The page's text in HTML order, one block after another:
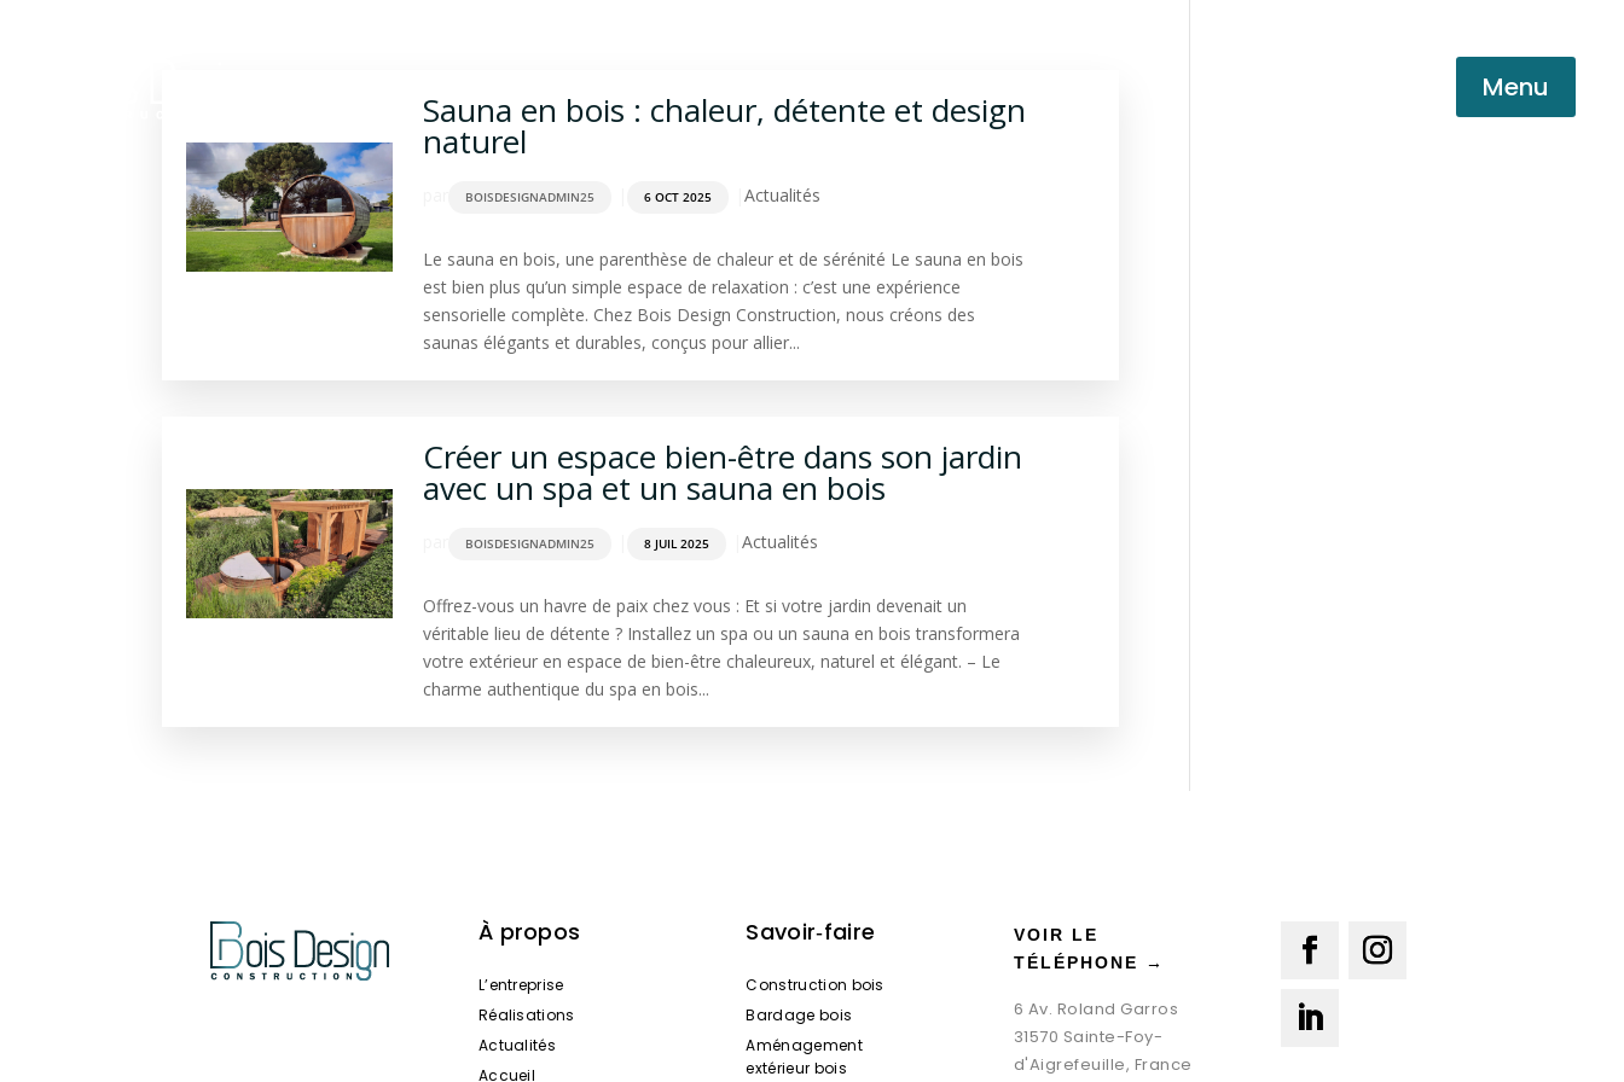
Menu
Sauna en bois : chaleur, détente et design
naturel
BOISDESIGNADMIN25 6 OCT 2025 Actualités
Le sauna en bois, une parenthèse de chaleur et de sérénité Le sauna en bois
est bien plus qu’un simple espace de relaxation : c’est une expérience
sensorielle complète. Chez Bois Design Construction, nous créons des
saunas élégants et durables, conçus pour allier...
Créer un espace bien-être dans son jardin
avec un spa et un sauna en bois
BOISDESIGNADMIN25 8 JUIL 2025 Actualités
Offrez-vous un havre de paix chez vous : Et si votre jardin devenait un
véritable lieu de détente ? Installez un spa ou un sauna en bois transformera
votre extérieur en espace de bien-être chaleureux, naturel et élégant. – Le
charme authentique du spa en bois...
À propos
L’entreprise
Réalisations
Actualités
Accueil
Savoir‑faire
Construction bois
Bardage bois
Aménagement
extérieur bois
VOIR LE
TÉLÉPHONE →
6 Av. Roland Garros
31570 Sainte-Foy-
d'Aigrefeuille, France